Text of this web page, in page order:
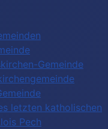
Gemeinde
letzten katholischen
Pech